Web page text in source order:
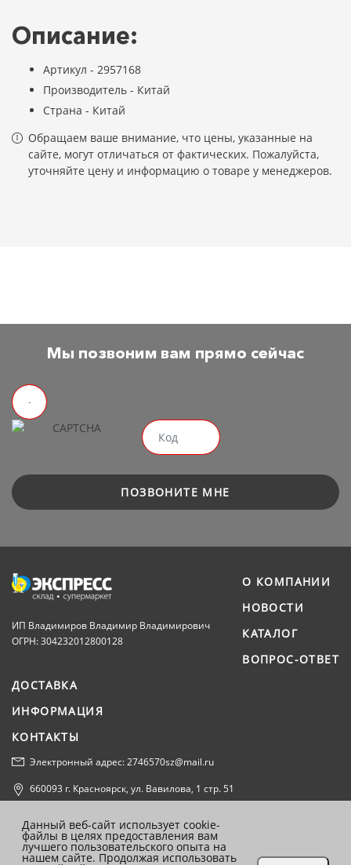
Описание:
Артикул - 2957168
Производитель - Китай
Страна - Китай
Обращаем ваше внимание, что цены, указанные на
сайте, могут отличаться от фактических. Пожалуйста,
уточняйте цену и информацию о товаре у менеджеров.
Мы позвоним вам прямо сейчас
ПОЗВОНИТЕ МНЕ
ИП Владимиров Владимир Владимирович
ОГРН: 304232012800128
О КОМПАНИИ
НОВОСТИ
КАТАЛОГ
ВОПРОС-ОТВЕТ
ДОСТАВКА
ИНФОРМАЦИЯ
КОНТАКТЫ
Электронный адрес: 2746570sz@mail.ru
660093 г. Красноярск, ул. Вавилова, 1 стр. 51
Согласие на обработку персональных данных
Данный веб-сайт использует cookie-
файлы в целях предоставления вам
лучшего пользовательского опыта на
нашем сайте. Продолжая использовать